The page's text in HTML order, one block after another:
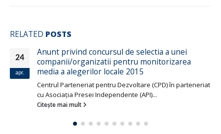
RELATED POSTS
24
apr.
Anunt privind concursul de selectia a unei
companii/organizatii pentru monitorizarea
media a alegerilor locale 2015
Centrul Parteneriat pentru Dezvoltare (CPD) în parteneriat
cu Asociaţia Presei Independente (API)...
Citește mai mult